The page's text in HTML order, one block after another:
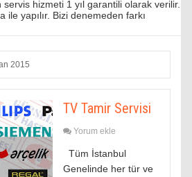
hizmeti 1 yıl garantili olarak verilir.
ile yapılır. Bizi denemeden farkı
2015
TV Tamir Servisi
Yorum ekle
Tüm İstanbul
Genelinde her tür ve